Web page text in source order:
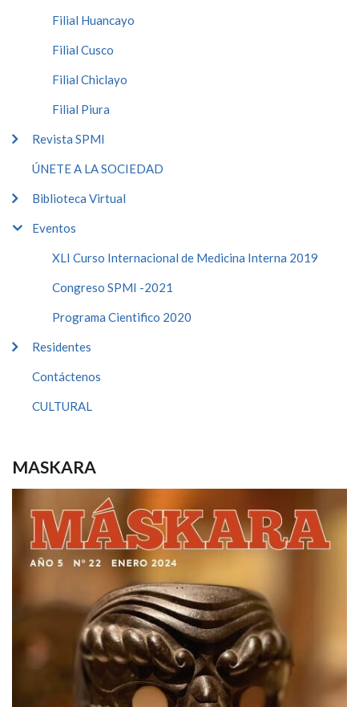
Filial Huancayo
Filial Cusco
Filial Chiclayo
Filial Piura
Revista SPMI
ÚNETE A LA SOCIEDAD
Biblioteca Virtual
Eventos
XLI Curso Internacional de Medicina Interna 2019
Congreso SPMI -2021
Programa Cientifico 2020
Residentes
Contáctenos
CULTURAL
MASKARA